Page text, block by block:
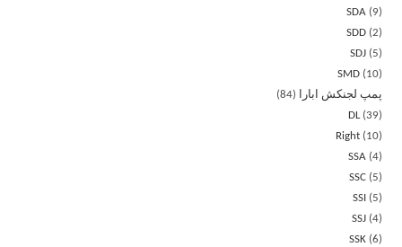
SDA
9
SDD 2
SDJ
5
SMD
10
پمپ لجنکش ابارا
84
DL 39
Right
10
SSA 4
SSC
5
SSI
5
SSJ 4
SSK 6